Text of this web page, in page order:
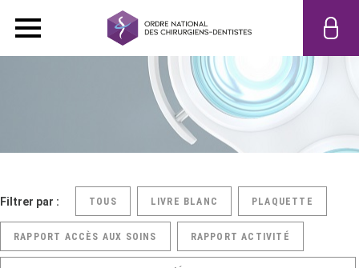
Filtrer par : TOUS LIVRE BLANC PLAQUETTE
RAPPORT ACCÈS AUX SOINS RAPPORT ACTIVITÉ